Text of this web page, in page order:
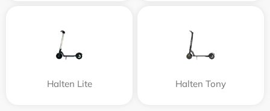
Halten Lite Halten Tony